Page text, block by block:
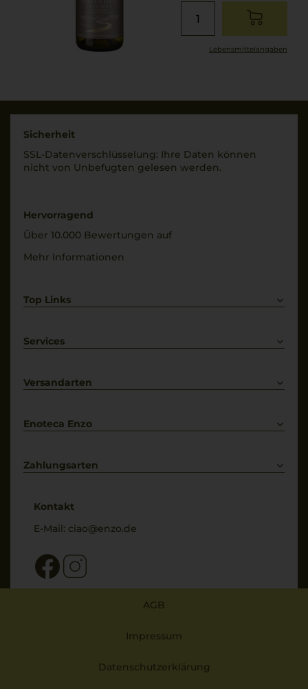
Lebensmittel­angaben
Sicherheit
SSL-Daten­verschlüs­selung: Ihre Daten können
nicht von Unbe­fugten gelesen werden.
Hervorragend
Über 10.000 Bewertungen auf
Mehr Informationen
Top Links
Weißwein
Services
Kontakt
Versandarten
Enoteca Enzo
Bewertungs-Richtlinien
Zahlungsarten
Kontakt
E-Mail: ciao@enzo.de
AGB
Impressum
Datenschutzerklärung